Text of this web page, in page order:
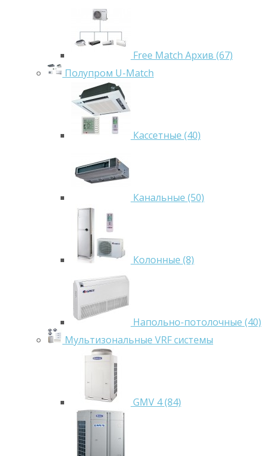
Free Match Архив (67)
Полупром U-Match
Кассетные (40)
Канальные (50)
Колонные (8)
Напольно-потолочные (40)
Мультизональные VRF системы
GMV 4 (84)